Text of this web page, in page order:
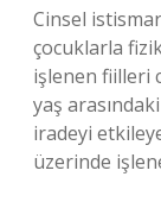
Cinsel
çocuklarla
işlenen fiilleri
yaş
iradeyi
üzerinde